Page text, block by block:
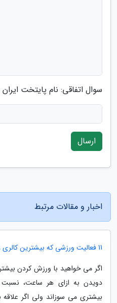
سوال اتفاقی: نام پایتخت
ارسال
اخبار و مقالات مرتبط
11 فعالیت ورزشی که بیشترین کالری را می سوزانند
اگر می خواهید با ورزش کردن
دویدن به ازای هر ساعت، نسبت
بیشتری می سوزاند ولی اگر علاقه